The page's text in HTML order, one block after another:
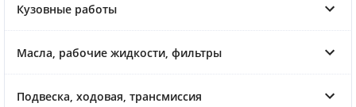
Кузовные работы
Масла, рабочие жидкости, фильтры
Подвеска, ходовая, трансмиссия